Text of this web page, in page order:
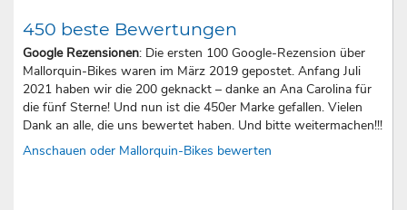
450 beste Bewertungen
Google Rezensionen: Die ersten 100 Google-Rezension über
Mallorquin-Bikes waren im März 2019 gepostet. Anfang Juli
2021 haben wir die 200 geknackt – danke an Ana Carolina für
die fünf Sterne! Und nun ist die 450er Marke gefallen. Vielen
Dank an alle, die uns bewertet haben. Und bitte weitermachen!!!
Anschauen oder Mallorquin-Bikes bewerten